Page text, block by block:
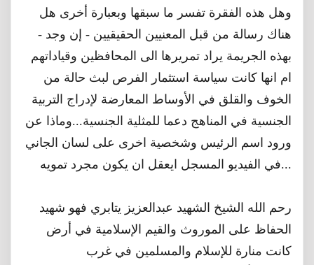
وهل هذه الفقرة تفسر ما سبقها وبعبارة أخرى هل
هناك رسالة من قبل المعنيين الحقيقيين - إن وجد -
بهذه الجريمة يراد تمريرها الى المحافظين وقياداتهم
ام انها كانت سياسة استثمار الفرص لبث حالة من
الخوف والقلق في الأوساط المعارضة لإدراج التربية
الجنسية في المناهج دعما للمثلية الجنسية...وماذا عن
ورود اسم الرئيس وشخصية اخرى على لسان الجاني
في الفيديو المسجل ايعقل ان يكون مجرد تمويه...
رحم الله الشيخ الشهيد عبدالعزيز يتابري فهو شهيد
الحفاظ على الموروث والقيم الإسلامية في أرض
كانت منارة للإسلام والمسلمين في غرب